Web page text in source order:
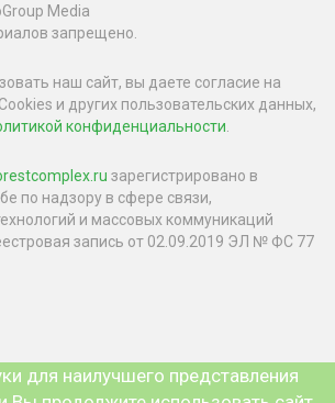
Media
запрещено.
наш сайт, вы даете согласие на
и других пользовательских данных,
конфиденциальности.
зарегистрировано в
по надзору в сфере связи,
и массовых коммуникаций
запись от 02.09.2019 ЭЛ № ФС 77
для наилучшего представления